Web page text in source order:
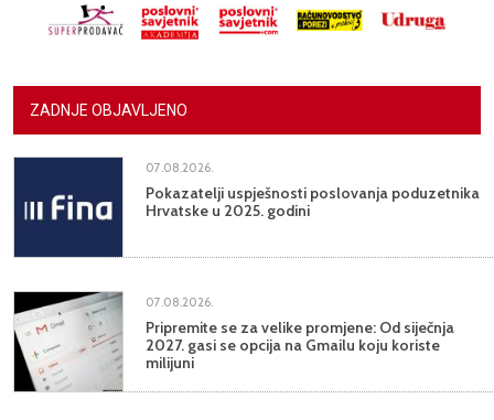
ZADNJE OBJAVLJENO
07.08.2026.
Pokazatelji uspješnosti poslovanja poduzetnika
Hrvatske u 2025. godini
07.08.2026.
Pripremite se za velike promjene: Od siječnja
2027. gasi se opcija na Gmailu koju koriste
milijuni